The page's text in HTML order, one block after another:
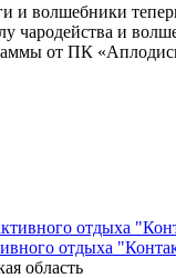
и волшебники
чародейства и
от ПК
отдыха
область